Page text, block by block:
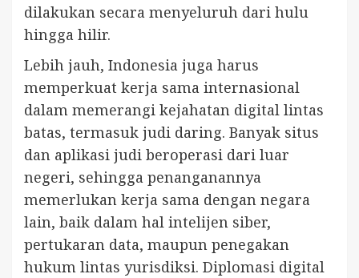
dilakukan secara menyeluruh dari hulu
hingga hilir.
Lebih jauh, Indonesia juga harus
memperkuat kerja sama internasional
dalam memerangi kejahatan digital lintas
batas, termasuk judi daring. Banyak situs
dan aplikasi judi beroperasi dari luar
negeri, sehingga penanganannya
memerlukan kerja sama dengan negara
lain, baik dalam hal intelijen siber,
pertukaran data, maupun penegakan
hukum lintas yurisdiksi. Diplomasi digital